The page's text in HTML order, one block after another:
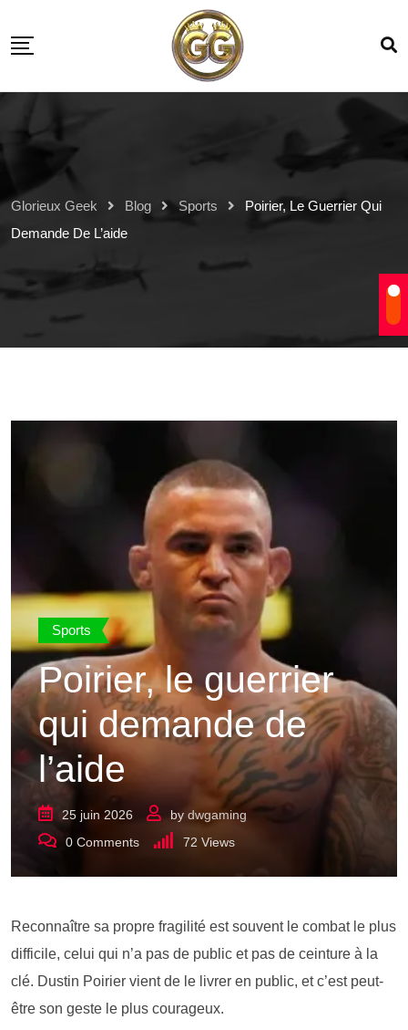
Glorieux Geek Blog Sports
Poirier, Le Guerrier Qui
Demande De L’aide
Sports
Poirier, le guerrier
qui demande de
l’aide
25 juin 2026 by dwgaming
0 Comments 72 Views
Reconnaître sa propre fragilité est souvent le combat le plus
difficile, celui qui n’a pas de public et pas de ceinture à la
clé. Dustin Poirier vient de le livrer en public, et c’est peut-
être son geste le plus courageux.